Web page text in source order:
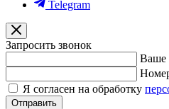
Telegram
Запросить звонок
Ваше
Я согласен на обработку
Отправить